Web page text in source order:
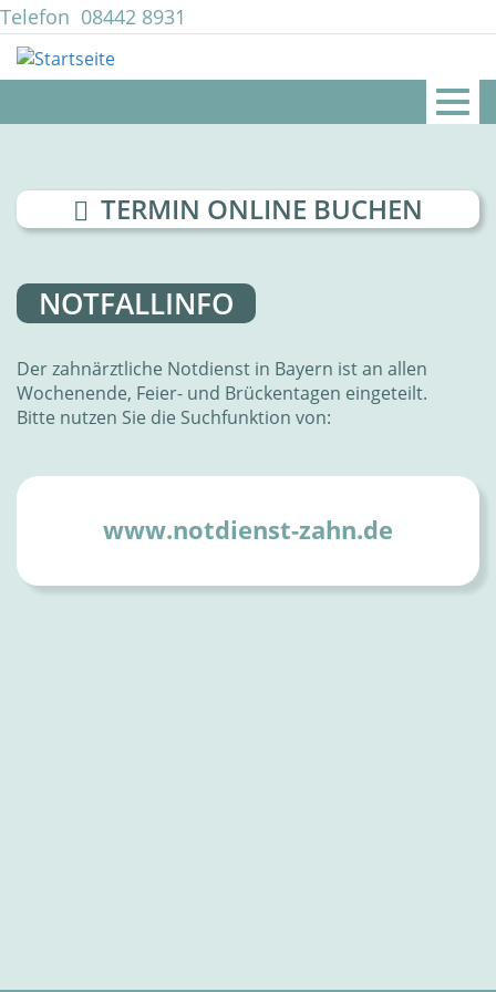
Direkt
zum
Inhalt
Telefon 08442 8931
mail@zahnarztpraxis-lingl.de
TERMIN ONLINE BUCHEN
NOTFALLINFO
Der zahnärztliche Notdienst in Bayern ist an allen
Wochenende, Feier- und Brückentagen eingeteilt.
Bitte nutzen Sie die Suchfunktion von:
www.notdienst-zahn.de